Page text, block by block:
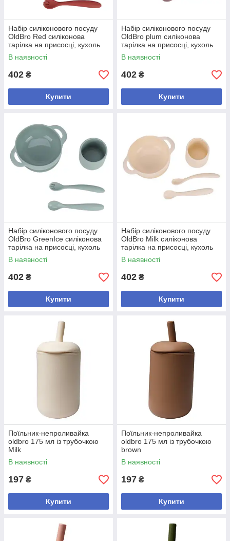
Набір силіконового посуду
OldBro Red силіконова
тарілка на присосці, кухоль
та прилади, 4 предмети
В наявності
402 ₴
Купити
Набір силіконового посуду
OldBro plum силіконова
тарілка на присосці, кухоль
та прилади, 4 предмети
В наявності
402 ₴
Купити
Набір силіконового посуду
OldBro GreenIce силіконова
тарілка на присосці, кухоль
та прилади, 4 предмети
В наявності
402 ₴
Купити
Набір силіконового посуду
OldBro Milk силіконова
тарілка на присосці, кухоль
та прилади, 4 предмети
В наявності
402 ₴
Купити
Поїльник-непроливайка
oldbro 175 мл із трубочкою
Milk
В наявності
197 ₴
Купити
Поїльник-непроливайка
oldbro 175 мл із трубочкою
brown
В наявності
197 ₴
Купити